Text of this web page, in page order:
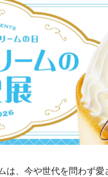
、今や世代を問わず愛